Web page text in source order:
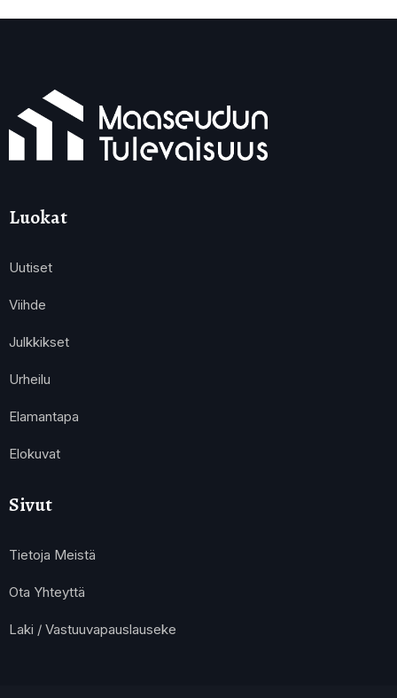
Luokat
Uutiset
Viihde
Julkkikset
Urheilu
Elamantapa
Elokuvat
Sivut
Tietoja Meistä
Ota Yhteyttä
Laki / Vastuuvapauslauseke